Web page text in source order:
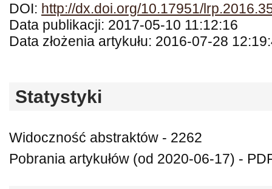
DOI: http://dx.doi.org/10.17951/
Data publikacji: 2017-05-10 11:12:16
Data złożenia artykułu: 2016-07-28
Statystyki
Widoczność abstraktów - 2262
Pobrania artykułów (od 2020-06-17) -